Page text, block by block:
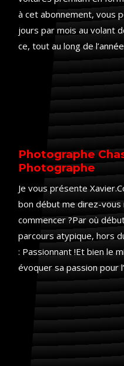
à cet abonnement, vous
jours par mois au volant
ce, tout au long de
Photographe
Photographe
Je vous présente
bon début me direz-
commencer ?Par où
parcours atypique, hors
: Passionnant !Et bien le
évoquer sa passion pour